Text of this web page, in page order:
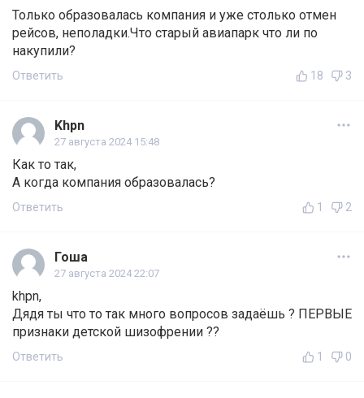
Только образовалась компания и уже столько отмен
рейсов, неполадки.Что старый авиапарк что ли по
накупили?
Ответить 18 3
Khpn
27 августа 2024 15:48
Как то так,
А когда компания образовалась?
Ответить 1 2
Гоша
27 августа 2024 22:07
khpn,
Дядя ты что то так много вопросов задаёшь ? ПЕРВЫЕ
признаки детской шизофрении ??
Ответить 1 0